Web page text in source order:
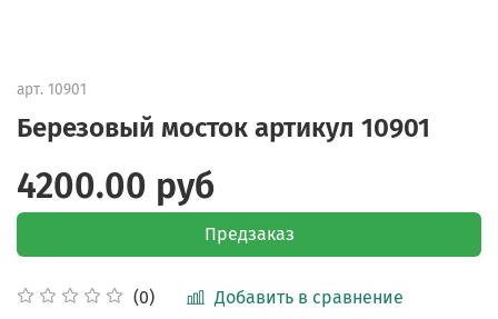
арт. 10901
Березовый мосток артикул 10901
(0) Добавить в сравнение
4200.00 руб
Предзаказ